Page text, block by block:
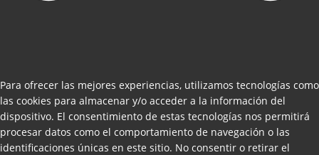
Para ofrecer las mejores experiencias, utilizamos tecnologías como
las cookies para almacenar y/o acceder a la información del
dispositivo. El consentimiento de estas tecnologías nos permitirá
procesar datos como el comportamiento de navegación o las
identificaciones únicas en este sitio. No consentir o retirar el